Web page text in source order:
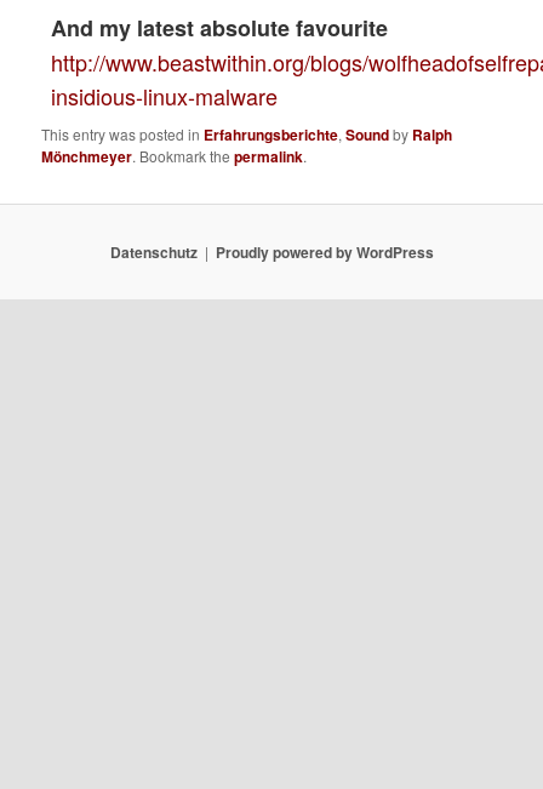
And my latest absolute favourite
http://www.beastwithin.org/blogs/
insidious-linux-malware
This entry was posted in Erfahrungsberichte,Soundby Ralph
Mönchmeyer. Bookmark thepermalink.
Datenschutz Proudly powered by WordPress